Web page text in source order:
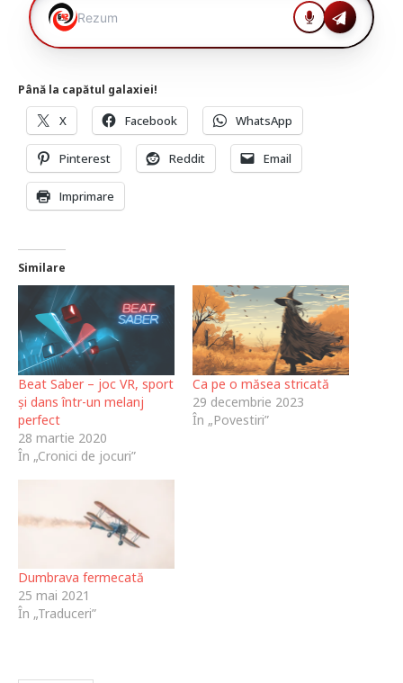
Până la capătul galaxiei!
X Facebook WhatsApp
Pinterest Reddit Email
Imprimare
Similare
Beat Saber – joc VR, sport
și dans într-un melanj
perfect
28 martie 2020
În „Cronici de jocuri”
Ca pe o măsea stricată
29 decembrie 2023
În „Povestiri”
Dumbrava fermecată
25 mai 2021
În „Traduceri”